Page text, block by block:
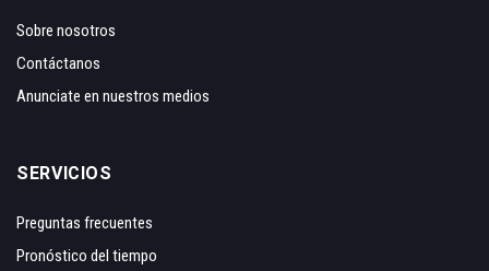
Sobre nosotros
Contáctanos
Anunciate en nuestros medios
SERVICIOS
Preguntas frecuentes
Pronóstico del tiempo